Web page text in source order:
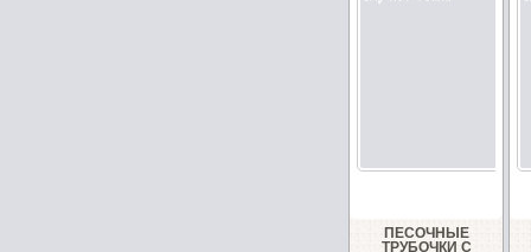
ПЕСОЧНЫЕ
ТРУБОЧКИ С